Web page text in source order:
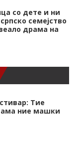
со дете и ни
семејство
драма на
Тие
ама ние машки